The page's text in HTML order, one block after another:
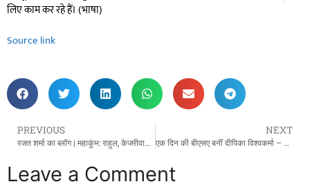
लिए काम कर रहे हैं। (भाषा)
Source link
PREVIOUS
रजत शर्मा का ब्लॉग | महाकुंभ: राहुल, केजरीवाल ने डुबकी क्यों नहीं लगाई?
NEXT
एक दिन की बीएसए बनीं दीपिका विश्वकर्मा – जौनपुर दैनिक मान्यवर न्यूज़
Leave a Comment